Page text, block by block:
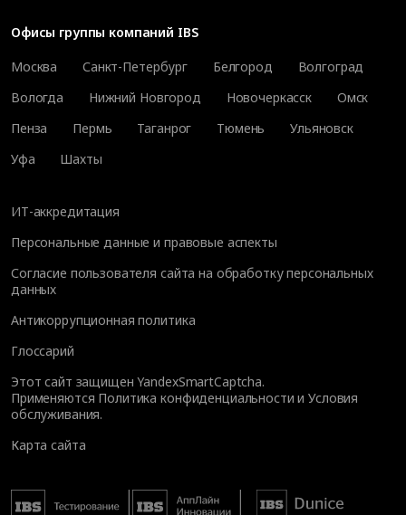
Офисы группы компаний IBS
Москва
Санкт-Петербург Белгород
Волгоград
Вологда
Нижний Новгород Новочеркасск
Омск
Пенза
Пермь Таганрог Тюмень
Ульяновск
Уфа
Шахты
ИТ-аккредитация
Персональные данные и правовые аспекты
Согласие пользователя сайта на обработку персональных
данных
Антикоррупционная политика
Глоссарий
Этот сайт защищен YandexSmartCaptcha.
Применяются Политика конфиденциальности иУсловия
обслуживания.
Карта сайта